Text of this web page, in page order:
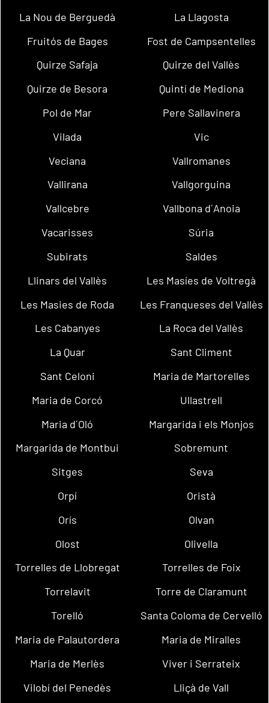
La Nou de Berguedà
La Llagosta
Fruitós de Bages
Fost de Campsentelles
Quirze Safaja
Quirze del Vallès
Quirze de Besora
Quintí de Mediona
Pol de Mar
Pere Sallavinera
Vilada
Vic
Veciana
Vallromanes
Vallirana
Vallgorguina
Vallcebre
Vallbona d´Anoia
Vacarisses
Súria
Subirats
Saldes
Llinars del Vallès
Les Masíes de Voltregà
Les Masies de Roda
Les Franqueses del Vallès
Les Cabanyes
La Roca del Vallès
La Quar
Sant Climent
Sant Celoni
Maria de Martorelles
Maria de Corcó
Ullastrell
Maria d´Oló
Margarida i els Monjos
Margarida de Montbui
Sobremunt
Sitges
Seva
Orpí
Oristà
Orís
Olvan
Olost
Olivella
Torrelles de Llobregat
Torrelles de Foix
Torrelavit
Torre de Claramunt
Torelló
Santa Coloma de Cervelló
Maria de Palautordera
Maria de Miralles
Maria de Merlès
Viver i Serrateix
Vilobí del Penedès
Lliçà de Vall